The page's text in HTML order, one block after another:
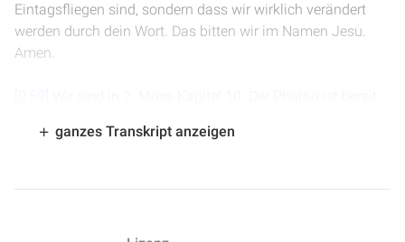
Eintagsfliegen sind, sondern dass wir wirklich verändert
werden durch dein Wort. Das bitten wir im Namen Jesu.
Amen.
Mose sagt, dass das gesamte Volk samt den Kindern und
ganzes Transkript anzeigen